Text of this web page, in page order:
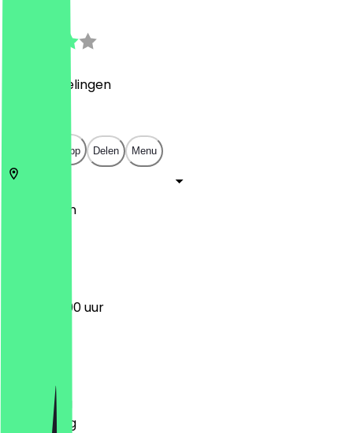
Beoordelingen
Open in app Delen Menu
Londen
12:00 - 23:00 uur
Dinsdag
Woensdag
Donderdag